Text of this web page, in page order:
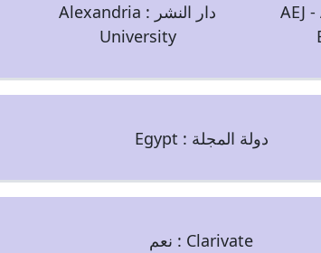
AEJ
دار النشر : Alexandria
University
دولة المجلة : Egypt
Clarivate : نعم